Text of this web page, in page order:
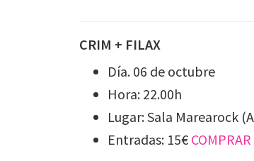
CRIM + FILAX
Día. 06 de octubre
Hora: 22.00h
Lugar: Sala Marearock
Entradas: 15€ COMPRAR